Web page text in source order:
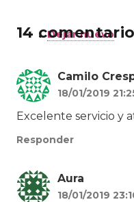
14 . Dejar nuevo
Camilo
18/01/2019
Excelente servicio y
Responder
Aura
18/01/2019